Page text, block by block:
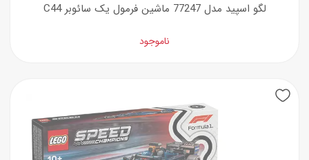
لگو اسپید مدل 77247 ماشین فرمول یک سائوبر C44
ناموجود